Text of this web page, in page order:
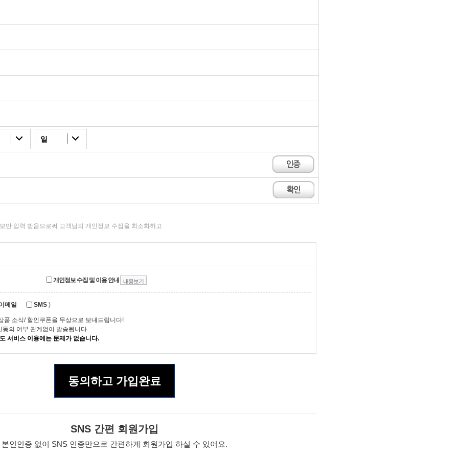
일
만 입력 받음으로써 고객님의 개인정보 수집을 최소화하고
개인정보 수집 및 이용 안내 내용보기
메일 SMS )
품 소식/ 할인쿠폰을 무상으로 보내드립니다!
동의 여부 관계없이 발송됩니다.
서비스 이용에는 문제가 없습니다.
동의하고 가입완료
SNS 간편 회원가입
본인인증 없이 SNS 인증만으로 간편하게 회원가입 하실 수 있어요.